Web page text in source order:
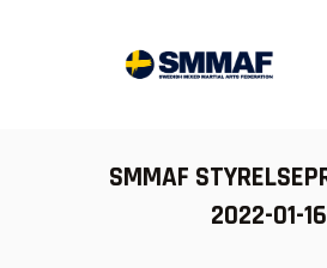
SMMAF
2022-01-16
SMMAF